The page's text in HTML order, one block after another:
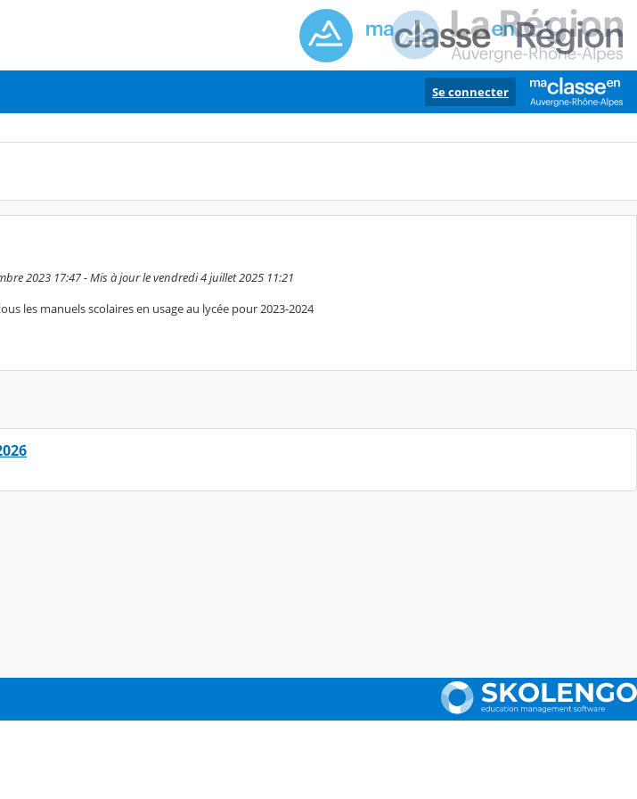
Se connecter
2023 17:47 - Mis à jour le vendredi 4 juillet 2025 11:21
les manuels scolaires en usage au lycée pour 2023-2024